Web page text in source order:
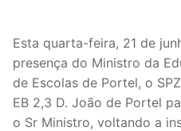
sindicalização
Notícias
Legislação
Esta quarta-feira, 21 de
presença do Ministro da
de Escolas de Portel, o
EB 2,3 D. João de Portel
o Sr Ministro, voltando a